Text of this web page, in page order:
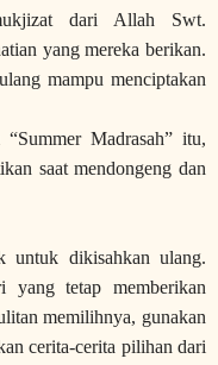
dari Allah Swt.
yang mereka berikan.
mampu menciptakan
Madrasah” itu,
saat mendongeng dan
untuk dikisahkan ulang.
yang tetap memberikan
memilihnya, gunakan
cerita-cerita pilihan dari